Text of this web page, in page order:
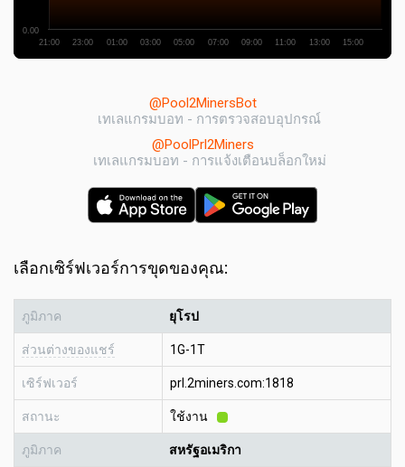
21:00 23:00 01:00 03:00 05:00 07:00 09:00 11:00 13:00 15:00
0.00
@Pool2MinersBot
เทเลแกรมบอท - การตรวจสอบอุปกรณ์
@PoolPrl2Miners
เทเลแกรมบอท - การแจ้งเตือนบล็อกใหม่
เลือกเซิร์ฟเวอร์การขุดของคุณ:
ภูมิภาค ยุโรป
ส่วนต่างของแชร์ 1G-1T
เซิร์ฟเวอร์ prl.2miners.com:1818
สถานะ ใช้งาน
ภูมิภาค สหรัฐอเมริกา